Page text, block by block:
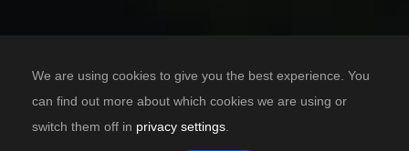
We are using cookies to give you the best experience. You
can find out more about which cookies we are using or
switch them off in privacy settings